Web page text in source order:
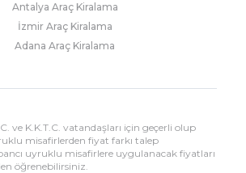
Antalya Araç Kiralama
İzmir Araç Kiralama
Adana Araç Kiralama
ve K.K.T.C. vatandaşları için geçerli olup
misafirlerden fiyat farkı talep
uyruklu misafirlere uygulanacak fiyatları
öğrenebilirsiniz.